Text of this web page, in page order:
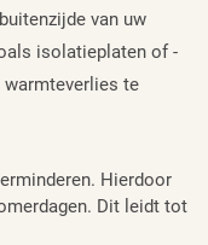
van uw
isolatieplaten of -
warmteverlies te
Hierdoor
Dit leidt tot